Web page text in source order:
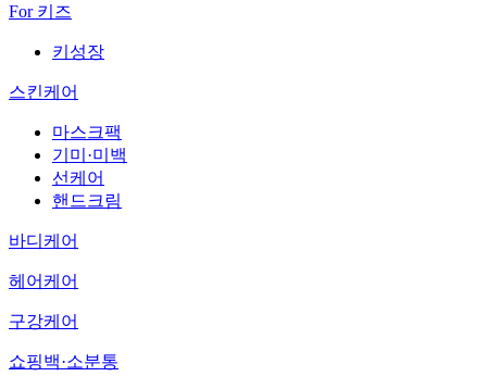
For 키즈
키성장
스킨케어
마스크팩
기미·미백
선케어
핸드크림
바디케어
헤어케어
구강케어
쇼핑백·소분통